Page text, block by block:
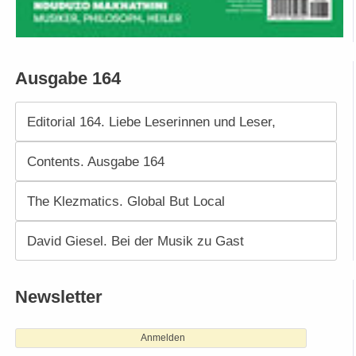
Ausgabe 164
Editorial 164. Liebe Leserinnen und Leser,
Contents. Ausgabe 164
The Klezmatics. Global But Local
David Giesel. Bei der Musik zu Gast
Newsletter
Anmelden